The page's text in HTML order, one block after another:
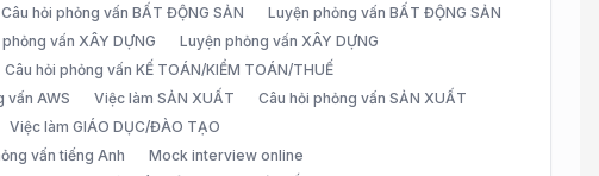
Câu hỏi phỏng vấn BẤT ĐỘNG SẢN
Luyện phỏng vấn BẤT ĐỘNG SẢN
vấn XÂY DỰNG
Luyện phỏng vấn XÂY DỰNG
Câu hỏi phỏng vấn KẾ TOÁN/KIỂM TOÁN/THUẾ
vấn AWS Việc làm SẢN XUẤT
Câu hỏi phỏng vấn SẢN XUẤT
Việc làm GIÁO DỤC/ĐÀO TẠO
vấn tiếng Anh
Mock interview online